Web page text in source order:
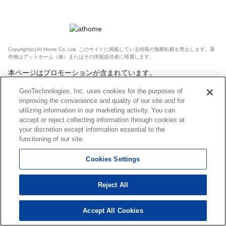
Copyright(c) At Home Co.,Ltd. このサイトに掲載している情報の無断転載を禁止します。著
作権はアットホーム（株）またはその情報提供者に帰属します。
本ページはプロモーションが含まれています。
GeoTechnologies, Inc. uses cookies for the purposes of
improving the convenience and quality of our site and for
utilizing information in our marketing activity. You can
accept or reject collecting information through cookies at
your discretion except information essential to the
functioning of our site.
Cookies Settings
Reject All
Accept All Cookies